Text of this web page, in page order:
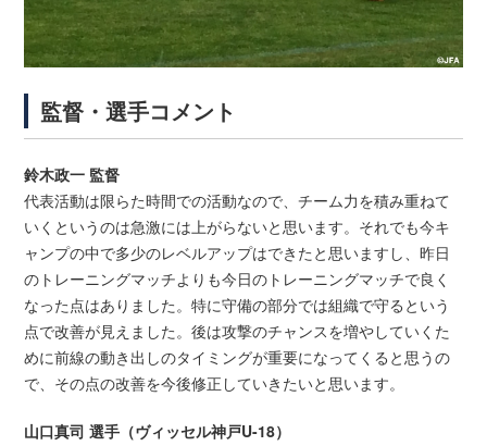
監督・選手コメント
鈴木政一 監督
代表活動は限らた時間での活動なので、チーム力を積み重ねて
いくというのは急激には上がらないと思います。それでも今キ
ャンプの中で多少のレベルアップはできたと思いますし、昨日
のトレーニングマッチよりも今日のトレーニングマッチで良く
なった点はありました。特に守備の部分では組織で守るという
点で改善が見えました。後は攻撃のチャンスを増やしていくた
めに前線の動き出しのタイミングが重要になってくると思うの
で、その点の改善を今後修正していきたいと思います。
山口真司 選手（ヴィッセル神戸U-18）